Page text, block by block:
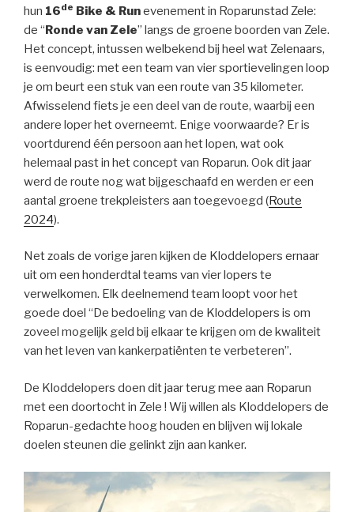
hun 16de Bike & Runevenement in Roparunstad Zele:
de “Ronde van Zele” langs de groene boorden van Zele.
Het concept, intussen welbekend bij heel wat Zelenaars,
is eenvoudig: met een team van vier sportievelingen loop
je om beurt een stuk van een route van 35 kilometer.
Afwisselend fiets je een deel van de route, waarbij een
andere loper het overneemt. Enige voorwaarde? Er is
voortdurend één persoon aan het lopen, wat ook
helemaal past in het concept van Roparun. Ook dit jaar
werd de route nog wat bijgeschaafd en werden er een
aantal groene trekpleisters aan toegevoegd (Route
2024).
Net zoals de vorige jaren kijken de Kloddelopers ernaar
uit om een honderdtal teams van vier lopers te
verwelkomen. Elk deelnemend team loopt voor het
goede doel “De bedoeling van de Kloddelopers is om
zoveel mogelijk geld bij elkaar te krijgen om de kwaliteit
van het leven van kankerpatiënten te verbeteren”.
De Kloddelopers doen dit jaar terug mee aan Roparun
met een doortocht in Zele ! Wij willen als Kloddelopers de
Roparun-gedachte hoog houden en blijven wij lokale
doelen steunen die gelinkt zijn aan kanker.